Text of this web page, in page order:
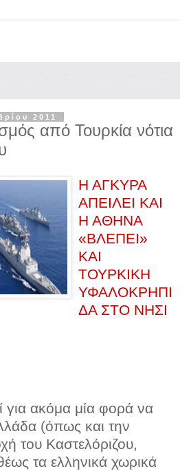
2011
από Τουρκία νότια
Η ΑΓΚΥΡΑ
ΑΠΕΙΛΕΙ ΚΑΙ
Η ΑΘΗΝΑ
«ΒΛΕΠΕΙ»
ΚΑΙ
ΤΟΥΡΚΙΚΗ
ΥΦΑΛΟΚΡΗΠΙ
ΔΑ ΣΤΟ ΝΗΣΙ
για ακόμα μία φορά να
(όπως και την
του Καστελόριζου,
τα ελληνικά χωρικά